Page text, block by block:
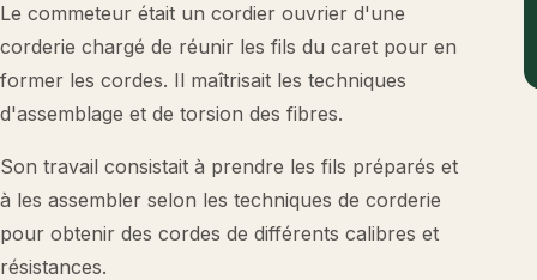
Le commeteur était un cordier ouvrier d'une
corderie chargé de réunir les fils du caret pour en
former les cordes. Il maîtrisait les techniques
d'assemblage et de torsion des fibres.
Son travail consistait à prendre les fils préparés et
à les assembler selon les techniques de corderie
pour obtenir des cordes de différents calibres et
résistances.